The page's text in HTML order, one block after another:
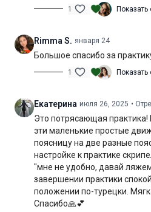
Цель:снятие напряжения с
Специфика:терапевтическая
умеренная
Продолжительность:39 мин.
1 Показать
Rimma S. января 24
Большое спасибо за
1 Показать
Екатерина июля 26, 2025 •
Это потрясающая практика!
эти маленькие простые
поясницу на две разные
настройке к практике
"мне не удобно, давай
завершении практики
положении по-турецки.
Спасибо🙏💕